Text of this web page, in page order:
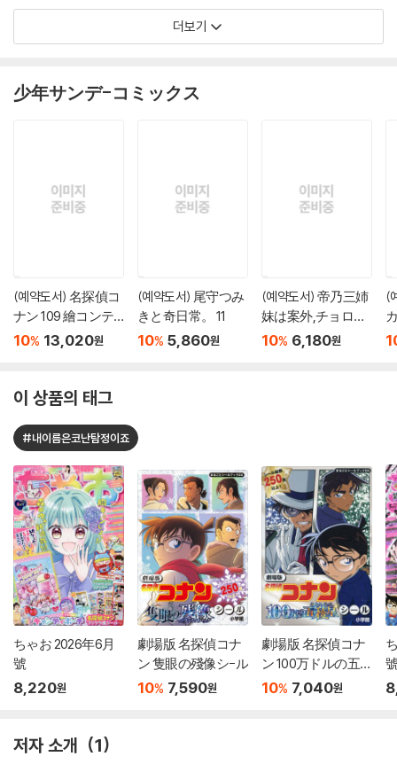
더보기
少年サンデ-コミックス
(예약도서) 名探偵コ
ナン 109 繪コンテ
カ-ドセット付き特
10% 13,020원
(예약도서) 尾守つみ
きと奇日常。 11
10% 5,860원
(예약도서) 帝乃三姉
妹は案外,チョロ
い。 20
10% 6,180원
(
이 상품의 태그
#내이름은코난탐정이죠
ちゃお 2026年6月
號
8,220원
劇場版 名探偵コナ
ン 隻眼の殘像シ-ル
10% 7,590원
劇場版 名探偵コナ
ン 100万ドルの五
稜星 シ-ル
10% 7,040원
저자 소개 1